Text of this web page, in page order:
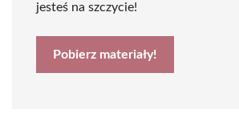
jesteś na szczycie!
Pobierz materiały!